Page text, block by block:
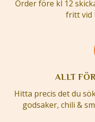
Order före kl 12
fritt vid
ALLT
Hitta precis det du
godsaker, chili &